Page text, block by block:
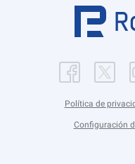
Política de
Configuración